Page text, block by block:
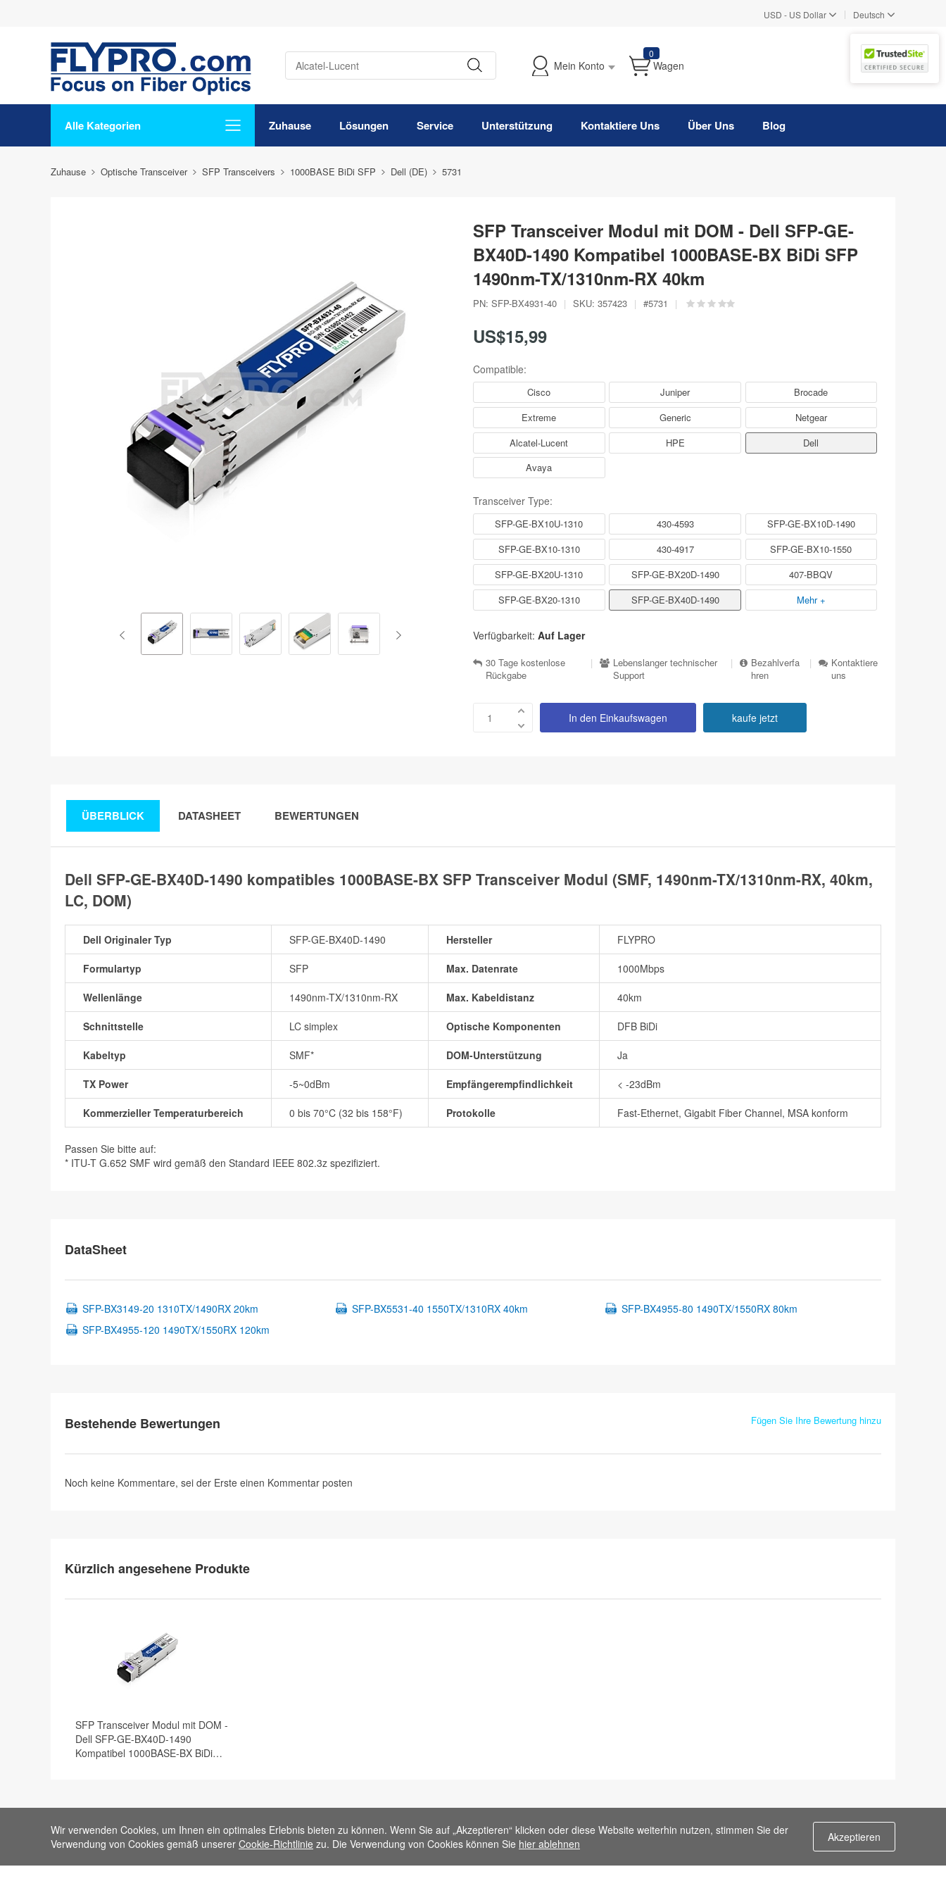
USD - US Dollar | Deutsch
Mein Konto
0
Wagen
Alle Kategorien Zuhause Lösungen Service Unterstützung Kontaktiere Uns Über Uns Blog
Zuhause Optische Transceiver SFP Transceivers 1000BASE BiDi SFP Dell (DE) 5731
SFP Transceiver Modul mit DOM - Dell SFP-GE-
BX40D-1490 Kompatibel 1000BASE-BX BiDi SFP
1490nm-TX/1310nm-RX 40km
PN: SFP-BX4931-40 | SKU: 357423 | #5731 |
US$15,99
Compatible:
Cisco Juniper
Brocade
Extreme
Generic
Netgear
Alcatel-Lucent
HPE
Dell
Avaya
Transceiver Type:
SFP-GE-BX10U-1310 430-4593
SFP-GE-BX10D-1490
SFP-GE-BX10-1310
430-4917
SFP-GE-BX10-1550
SFP-GE-BX20U-1310
SFP-GE-BX20D-1490
407-BBQV
SFP-GE-BX20-1310
SFP-GE-BX40D-1490 Mehr +
Verfügbarkeit: Auf Lager
30 Tage kostenlose
Rückgabe
|
Lebenslanger technischer
Support
|
Bezahlverfa
hren
|
Kontaktiere
uns
In den Einkaufswagen kaufe jetzt
ÜBERBLICK DATASHEET BEWERTUNGEN
Dell SFP-GE-BX40D-1490 kompatibles 1000BASE-BX SFP Transceiver Modul (SMF, 1490nm-TX/1310nm-RX, 40km,
LC, DOM)
Dell Originaler Typ SFP-GE-BX40D-1490 Hersteller FLYPRO
Formulartyp SFP Max. Datenrate 1000Mbps
Wellenlänge 1490nm-TX/1310nm-RX Max. Kabeldistanz 40km
Schnittstelle LC simplex Optische Komponenten DFB BiDi
Kabeltyp SMF* DOM-Unterstützung Ja
TX Power -5~0dBm Empfängerempfindlichkeit < -23dBm
Kommerzieller Temperaturbereich 0 bis 70°C (32 bis 158°F) Protokolle Fast-Ethernet, Gigabit Fiber Channel, MSA konform
Passen Sie bitte auf:
* ITU-T G.652 SMF wird gemäß den Standard IEEE 802.3z spezifiziert.
DataSheet
SFP-BX3149-20 1310TX/1490RX 20km SFP-BX5531-40 1550TX/1310RX 40km
SFP-BX4955-80 1490TX/1550RX 80km
SFP-BX4955-120 1490TX/1550RX 120km
Bestehende Bewertungen Fügen Sie Ihre Bewertung hinzu
Noch keine Kommentare, sei der Erste einen Kommentar posten
Kürzlich angesehene Produkte
SFP Transceiver Modul mit DOM -
Dell SFP-GE-BX40D-1490
Kompatibel 1000BASE-BX BiDi
Suche nach Kategorie Einfach zu finden Kundendienst Information
Wir verwenden Cookies, um Ihnen ein optimales Erlebnis bieten zu können. Wenn Sie auf „Akzeptieren“ klicken oder diese Website weiterhin nutzen, stimmen Sie der
Verwendung von Cookies gemäß unserer Cookie-Richtlinie zu. Die Verwendung von Cookies können Sie hier ablehnen Akzeptieren